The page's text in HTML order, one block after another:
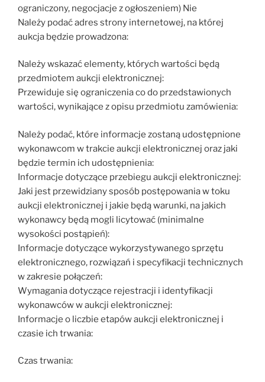
ograniczony, negocjacje z ogłoszeniem) Nie
Należy podać adres strony internetowej, na której
aukcja będzie prowadzona:
Należy wskazać elementy, których wartości będą
przedmiotem aukcji elektronicznej:
Przewiduje się ograniczenia co do przedstawionych
wartości, wynikające z opisu przedmiotu zamówienia:
Należy podać, które informacje zostaną udostępnione
wykonawcom w trakcie aukcji elektronicznej oraz jaki
będzie termin ich udostępnienia:
Informacje dotyczące przebiegu aukcji elektronicznej:
Jaki jest przewidziany sposób postępowania w toku
aukcji elektronicznej i jakie będą warunki, na jakich
wykonawcy będą mogli licytować (minimalne
wysokości postąpień):
Informacje dotyczące wykorzystywanego sprzętu
elektronicznego, rozwiązań i specyfikacji technicznych
w zakresie połączeń:
Wymagania dotyczące rejestracji i identyfikacji
wykonawców w aukcji elektronicznej:
Informacje o liczbie etapów aukcji elektronicznej i
czasie ich trwania:
Czas trwania: